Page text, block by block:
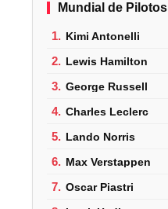
Mundial de Pilotos
1. Kimi Antonelli
2. Lewis Hamilton
3. George Russell
4. Charles Leclerc
5. Lando Norris
6. Max Verstappen
7. Oscar Piastri